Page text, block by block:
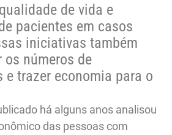
de vida e
pacientes em casos
iniciativas também
números de
trazer economia para o
há alguns anos analisou
das pessoas com